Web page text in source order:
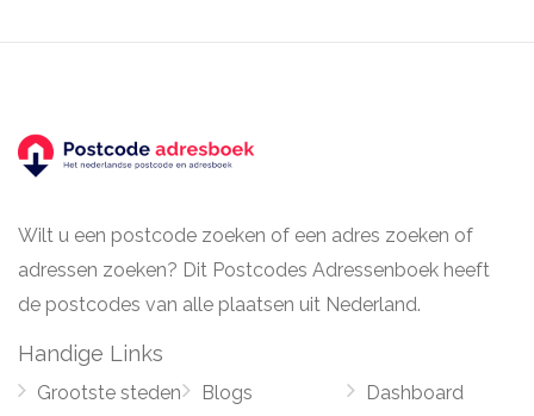
Wilt u een postcode zoeken of een adres zoeken of
adressen zoeken? Dit Postcodes Adressenboek heeft
de postcodes van alle plaatsen uit Nederland.
Handige Links
Grootste steden
Blogs
Dashboard